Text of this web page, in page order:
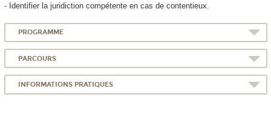
- Identifier la juridiction compétente en cas de contentieux.
PROGRAMME
PARCOURS
INFORMATIONS PRATIQUES